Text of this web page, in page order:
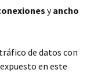
yancho
de datos con
en este